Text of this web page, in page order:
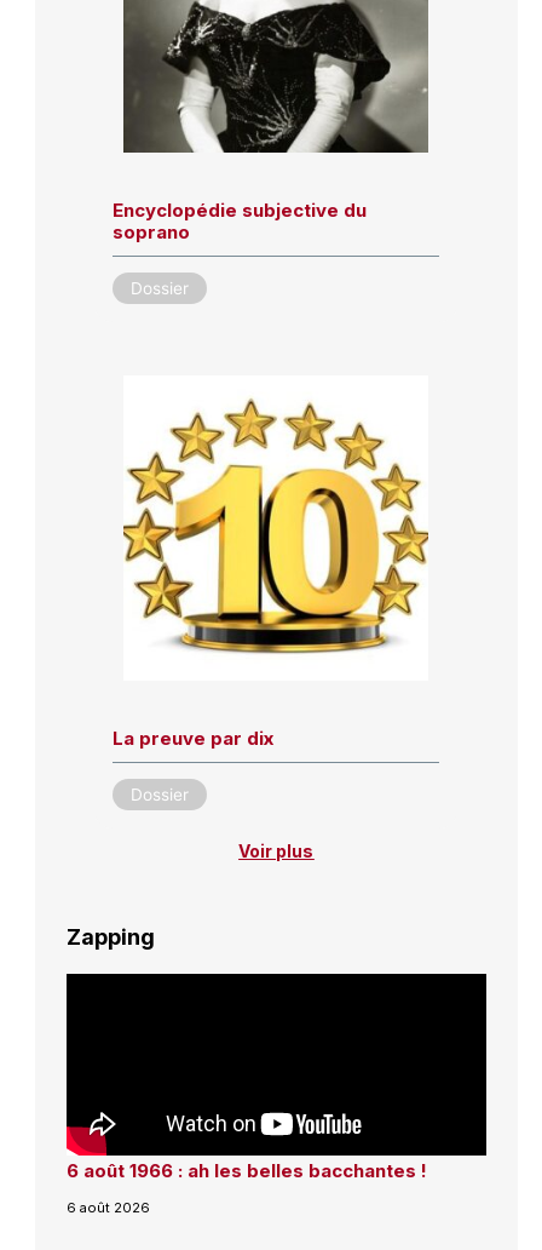
Encyclopédie subjective du
soprano
Dossier
La preuve par dix
Dossier
Voir plus
Zapping
6 août 1966 : ah les belles bacchantes !
6 août 2026